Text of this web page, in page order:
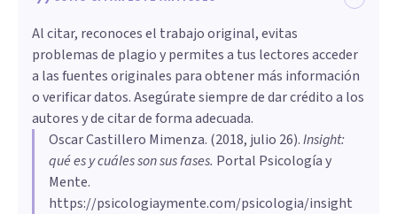
Al citar, reconoces el trabajo original, evitas
problemas de plagio y permites a tus lectores acceder
a las fuentes originales para obtener más información
o verificar datos. Asegúrate siempre de dar crédito a los
autores y de citar de forma adecuada.
Oscar Castillero Mimenza. (2018, julio 26).Insight:
qué es y cuáles son sus fases. Portal Psicología y
Mente.
https://psicologiaymente.com/psicologia/insight